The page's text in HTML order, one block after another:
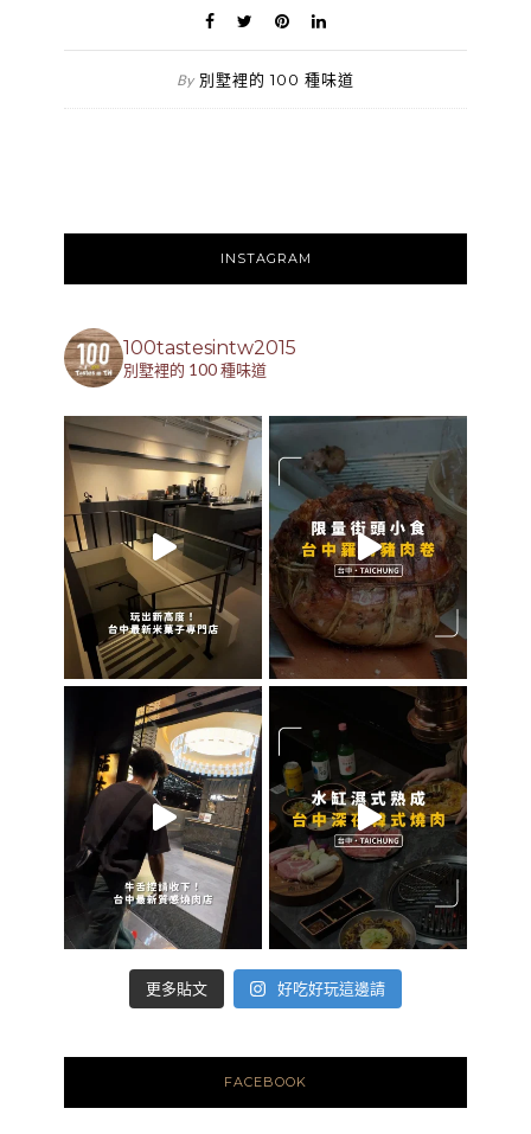
By 別墅裡的 100 種味道
INSTAGRAM
100tastesintw2015
別墅裡的 100 種味道
更多貼文 好吃好玩這邊請
FACEBOOK